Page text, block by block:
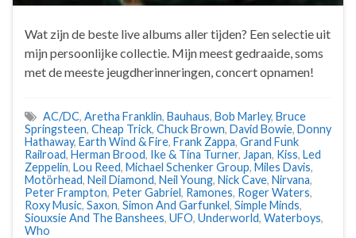
Wat zijn de beste live albums aller tijden? Een selectie uit
mijn persoonlijke collectie. Mijn meest gedraaide, soms
met de meeste jeugdherinneringen, concert opnamen!
AC/DC, Aretha Franklin, Bauhaus, Bob Marley, Bruce
Springsteen, Cheap Trick, Chuck Brown, David Bowie, Donny
Hathaway, Earth Wind & Fire, Frank Zappa, Grand Funk
Railroad, Herman Brood, Ike & Tina Turner, Japan, Kiss, Led
Zeppelin, Lou Reed, Michael Schenker Group, Miles Davis,
Motörhead, Neil Diamond, Neil Young, Nick Cave, Nirvana,
Peter Frampton, Peter Gabriel, Ramones, Roger Waters,
Roxy Music, Saxon, Simon And Garfunkel, Simple Minds,
Siouxsie And The Banshees, UFO, Underworld, Waterboys,
Who